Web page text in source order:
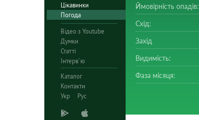
Цікавинки
Погода
Відео з Youtube
Думки
Статті
Інтерв`ю
Каталог
Контакти
Укр
Рус
Ймовірність опадів:
Схід:
Захід
Видимість:
Фаза місяця: